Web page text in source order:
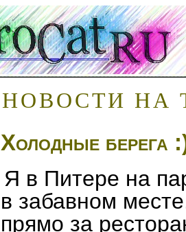
НОВОСТИ НА
Холодные берега
Я в Питере на
в забавном
прямо за